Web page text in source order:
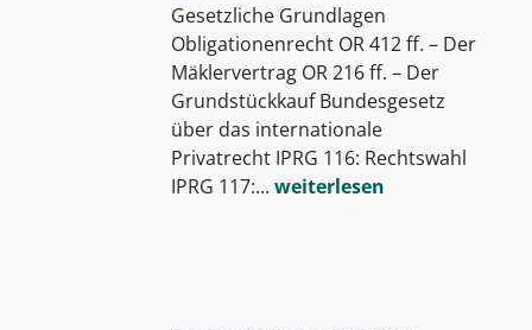
Gesetzliche Grundlagen
Obligationenrecht OR 412 ff. – Der
Mäklervertrag OR 216 ff. – Der
Grundstückkauf Bundesgesetz
über das internationale
Privatrecht IPRG 116: Rechtswahl
IPRG 117:... weiterlesen